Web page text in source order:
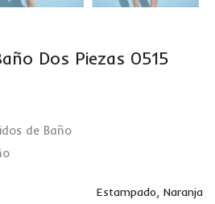
Dos Piezas 0515
de Baño
Estampado, Naranja